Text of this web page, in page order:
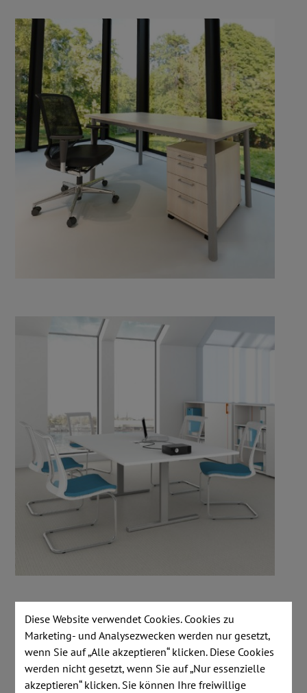
Diese Website verwendet Cookies. Cookies zu
Marketing- und Analysezwecken werden nur gesetzt,
wenn Sie auf „Alle akzeptieren“ klicken. Diese Cookies
werden nicht gesetzt, wenn Sie auf „Nur essenzielle
akzeptieren“ klicken. Sie können Ihre freiwillige